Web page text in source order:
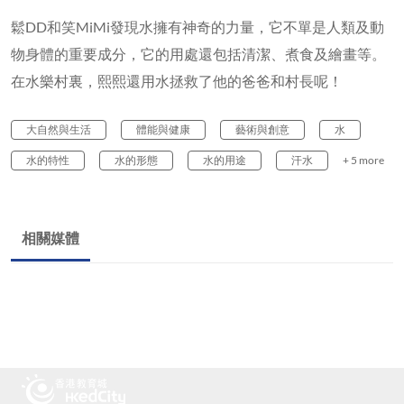
鬆DD和笑MiMi發現水擁有神奇的力量，它不單是人類及動
物身體的重要成分，它的用處還包括清潔、煮食及繪畫等。
在水樂村裏，熙熙還用水拯救了他的爸爸和村長呢！
大自然與生活 體能與健康 藝術與創意 水
水的特性 水的形態 水的用途 汗水 + 5 more
相關媒體